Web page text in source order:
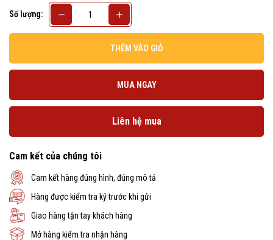
Số lượng:
THÊM VÀO GIỎ
MUA NGAY
Liên hệ mua
Cam kết của chúng tôi
Cam kết hàng đúng hình, đúng mô tả
Hàng được kiểm tra kỹ trước khi gửi
Giao hàng tận tay khách hàng
Mở hàng kiểm tra nhận hàng